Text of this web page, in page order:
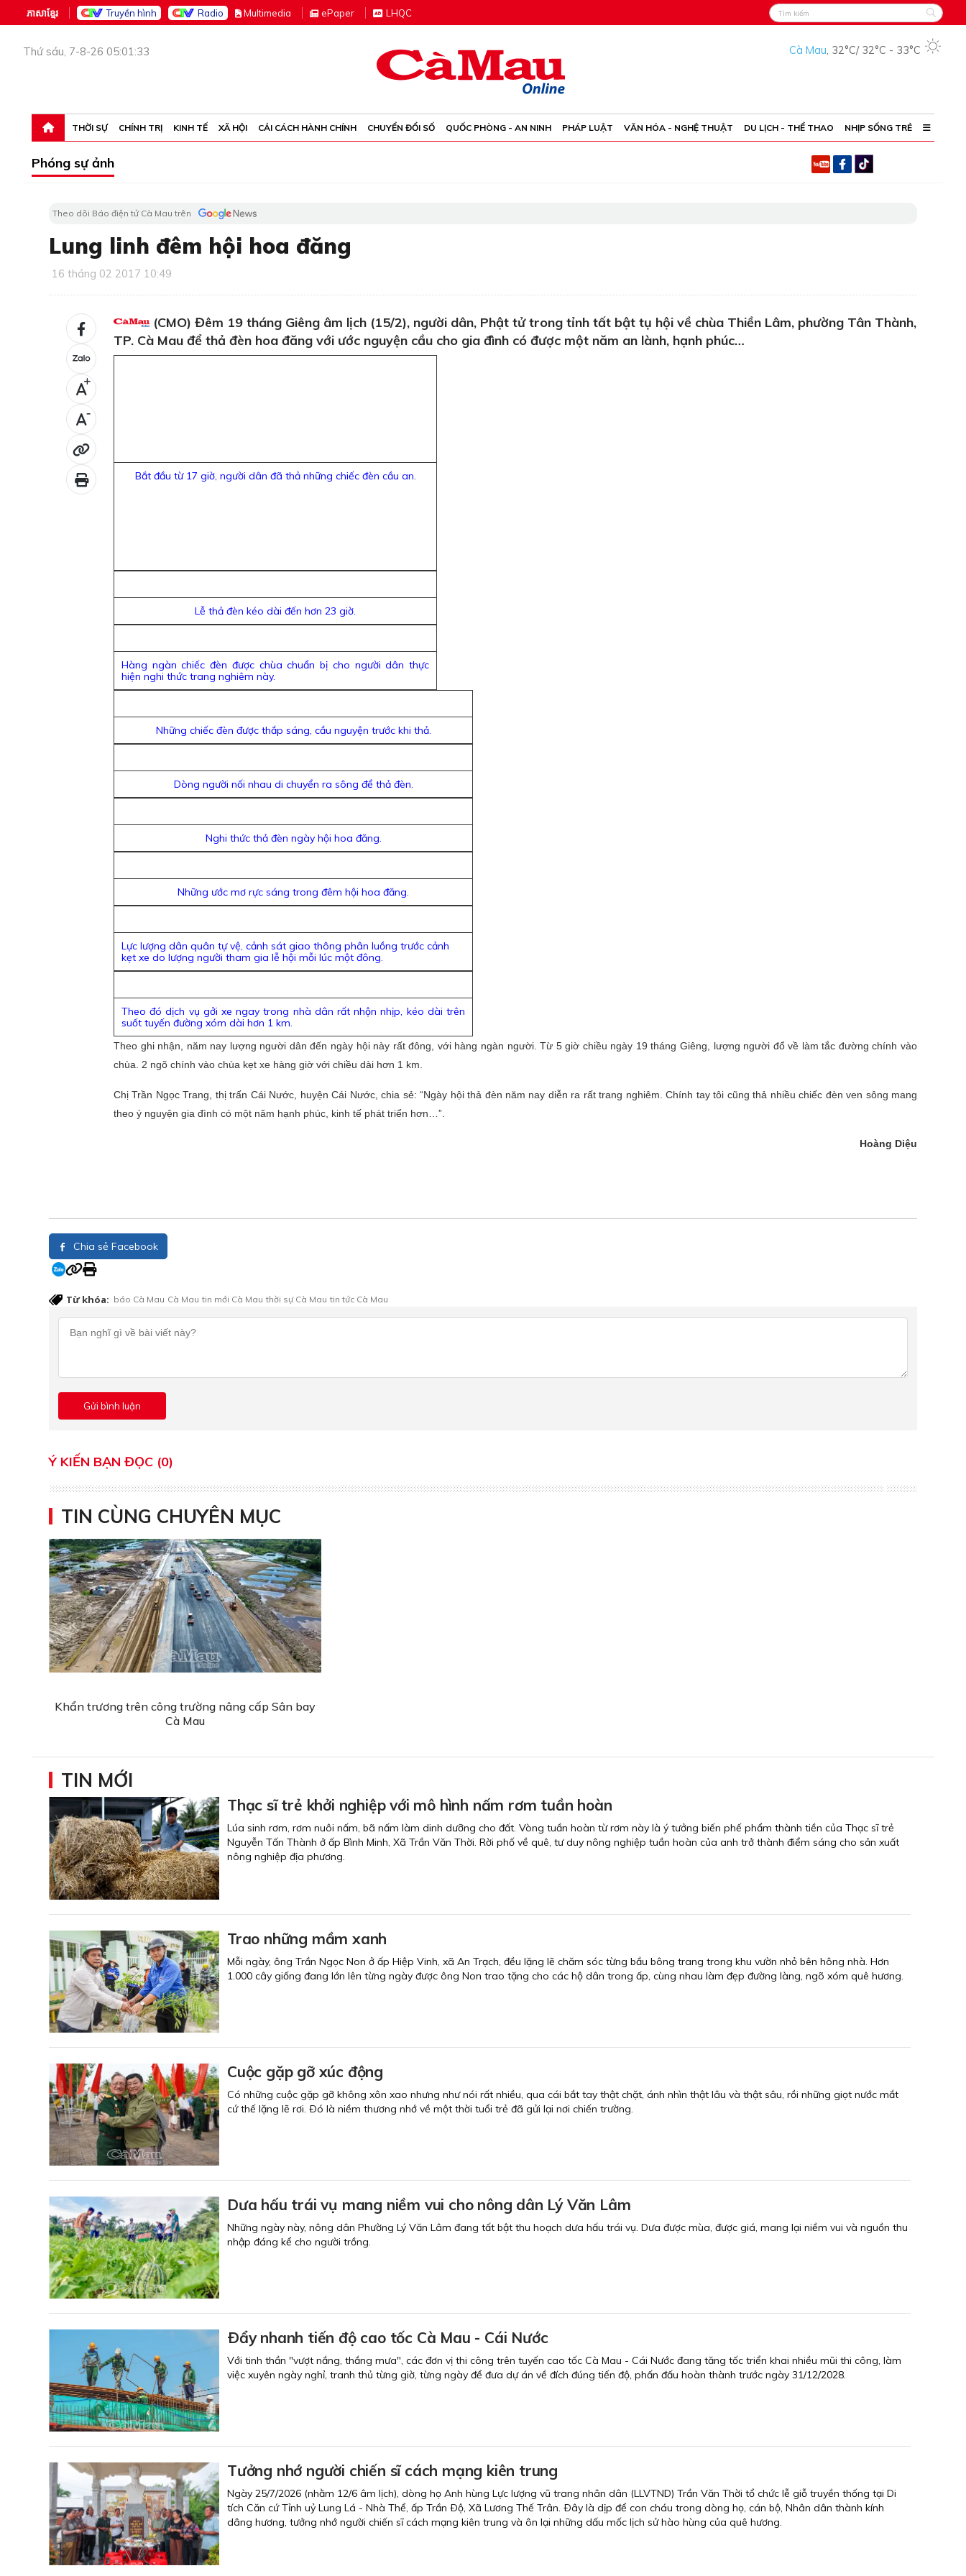
ភាសាខ្មែរ Truyền hình Radio Multimedia ePaper LHQC
Thứ sáu, 7-8-26 05:01:33 Cà Mau, 32°C/ 32°C - 33°C
THỜI SỰ CHÍNH TRỊ KINH TẾ XÃ HỘI CẢI CÁCH HÀNH CHÍNH CHUYỂN ĐỔI SỐ QUỐC PHÒNG - AN NINH PHÁP LUẬT VĂN HÓA - NGHỆ THUẬT DU LỊCH - THỂ THAO NHỊP SỐNG TRẺ
Phóng sự ảnh
Theo dõi Báo điện tử Cà Mau trên
Lung linh đêm hội hoa đăng
16 tháng 02 2017 10:49
+
-
(CMO) Đêm 19 tháng Giêng âm lịch (15/2), người dân, Phật tử trong tỉnh tất bật tụ hội về chùa Thiền Lâm, phường Tân Thành,
TP. Cà Mau để thả đèn hoa đăng với ước nguyện cầu cho gia đình có được một năm an lành, hạnh phúc…
Bắt đầu từ 17 giờ, người dân đã thả những chiếc đèn cầu an.
Lễ thả đèn kéo dài đến hơn 23 giờ.
Hàng ngàn chiếc đèn được chùa chuẩn bị cho người dân thực
hiện nghi thức trang nghiêm này.
Những chiếc đèn được thắp sáng, cầu nguyện trước khi thả.
Dòng người nối nhau di chuyển ra sông để thả đèn.
Nghi thức thả đèn ngày hội hoa đăng.
Những ước mơ rực sáng trong đêm hội hoa đăng.
Lực lượng dân quân tự vệ, cảnh sát giao thông phân luồng trước cảnh
kẹt xe do lượng người tham gia lễ hội mỗi lúc một đông.
Theo đó dịch vụ gởi xe ngay trong nhà dân rất nhộn nhịp, kéo dài trên
suốt tuyến đường xóm dài hơn 1 km.
Theo ghi nhận, năm nay lượng người dân đến ngày hội này rất đông, với hàng ngàn người. Từ 5 giờ chiều ngày 19 tháng Giêng, lượng người đổ về làm tắc đường chính vào
chùa. 2 ngõ chính vào chùa kẹt xe hàng giờ với chiều dài hơn 1 km.
Chị Trần Ngọc Trang, thị trấn Cái Nước, huyện Cái Nước, chia sẻ: “Ngày hội thả đèn năm nay diễn ra rất trang nghiêm. Chính tay tôi cũng thả nhiều chiếc đèn ven sông mang
theo ý nguyện gia đình có một năm hạnh phúc, kinh tế phát triển hơn…”.
Hoàng Diệu
Chia sẻ Facebook
Từ khóa: báo Cà Mau Cà Mau tin mới Cà Mau thời sự Cà Mau tin tức Cà Mau
Ý KIẾN BẠN ĐỌC (0)
TIN CÙNG CHUYÊN MỤC
Khẩn trương trên công trường nâng cấp Sân bay
Cà Mau
TIN MỚI
Thạc sĩ trẻ khởi nghiệp với mô hình nấm rơm tuần hoàn
Lúa sinh rơm, rơm nuôi nấm, bã nấm làm dinh dưỡng cho đất. Vòng tuần hoàn từ rơm này là ý tưởng biến phế phẩm thành tiền của Thạc sĩ trẻ
Nguyễn Tấn Thành ở ấp Bình Minh, Xã Trần Văn Thời. Rời phố về quê, tư duy nông nghiệp tuần hoàn của anh trở thành điểm sáng cho sản xuất
nông nghiệp địa phương.
Trao những mầm xanh
Mỗi ngày, ông Trần Ngọc Non ở ấp Hiệp Vinh, xã An Trạch, đều lặng lẽ chăm sóc từng bầu bông trang trong khu vườn nhỏ bên hông nhà. Hơn
1.000 cây giống đang lớn lên từng ngày được ông Non trao tặng cho các hộ dân trong ấp, cùng nhau làm đẹp đường làng, ngõ xóm quê hương.
Cuộc gặp gỡ xúc động
Có những cuộc gặp gỡ không xôn xao nhưng như nói rất nhiều, qua cái bắt tay thật chặt, ánh nhìn thật lâu và thật sâu, rồi những giọt nước mắt
cứ thế lặng lẽ rơi. Ðó là niềm thương nhớ về một thời tuổi trẻ đã gửi lại nơi chiến trường.
Dưa hấu trái vụ mang niềm vui cho nông dân Lý Văn Lâm
Những ngày này, nông dân Phường Lý Văn Lâm đang tất bật thu hoạch dưa hấu trái vụ. Dưa được mùa, được giá, mang lại niềm vui và nguồn thu
nhập đáng kể cho người trồng.
Ðẩy nhanh tiến độ cao tốc Cà Mau - Cái Nước
Với tinh thần "vượt nắng, thắng mưa", các đơn vị thi công trên tuyến cao tốc Cà Mau - Cái Nước đang tăng tốc triển khai nhiều mũi thi công, làm
việc xuyên ngày nghỉ, tranh thủ từng giờ, từng ngày để đưa dự án về đích đúng tiến độ, phấn đấu hoàn thành trước ngày 31/12/2028.
Tưởng nhớ người chiến sĩ cách mạng kiên trung
Ngày 25/7/2026 (nhằm 12/6 âm lịch), dòng họ Anh hùng Lực lượng vũ trang nhân dân (LLVTND) Trần Văn Thời tổ chức lễ giỗ truyền thống tại Di
tích Căn cứ Tỉnh uỷ Lung Lá - Nhà Thể, ấp Trần Ðộ, Xã Lương Thế Trân. Ðây là dịp để con cháu trong dòng họ, cán bộ, Nhân dân thành kính
dâng hương, tưởng nhớ người chiến sĩ cách mạng kiên trung và ôn lại những dấu mốc lịch sử hào hùng của quê hương.